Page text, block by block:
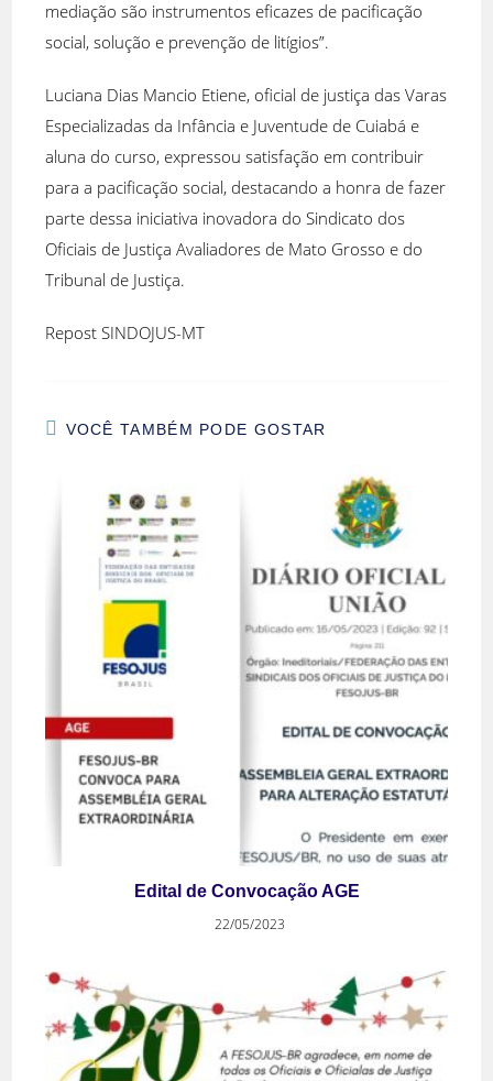
mediação são instrumentos eficazes de pacificação
social, solução e prevenção de litígios”.
Luciana Dias Mancio Etiene, oficial de justiça das Varas
Especializadas da Infância e Juventude de Cuiabá e
aluna do curso, expressou satisfação em contribuir
para a pacificação social, destacando a honra de fazer
parte dessa iniciativa inovadora do Sindicato dos
Oficiais de Justiça Avaliadores de Mato Grosso e do
Tribunal de Justiça.
Repost SINDOJUS-MT
VOCÊ TAMBÉM PODE GOSTAR
Edital de Convocação AGE
22/05/2023